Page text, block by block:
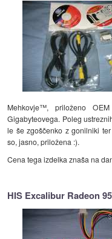
Mehkovje™, priloženo
Gigabyteovega. Poleg
le še zgoščenko z gonilniki
so, jasno, priložena :).
Cena tega izdelka znaša na
HIS Excalibur Radeon